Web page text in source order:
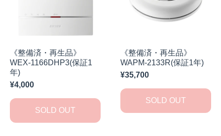
《整備済・再生品》
WEX-1166DHP3(保証1
年)
¥4,000
SOLD OUT
《整備済・再生品》
WAPM-2133R(保証1年)
¥35,700
SOLD OUT